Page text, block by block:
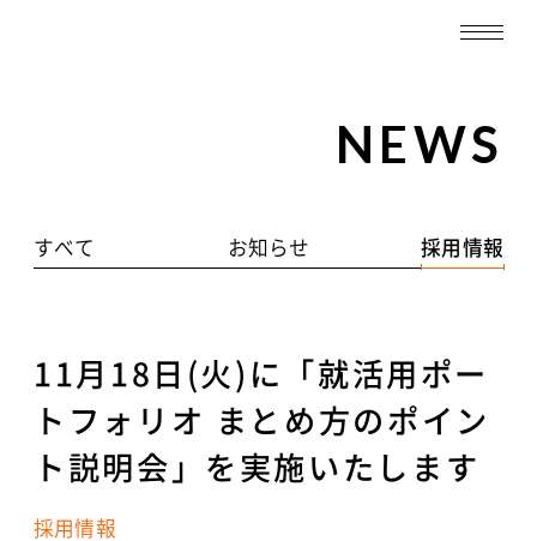
ABOUT
RECRUIT
NEWS
NEWS
すべて お知らせ 採用情報
11月18日(火)に「就活用ポー
トフォリオ まとめ方のポイン
ト説明会」を実施いたします
採用情報